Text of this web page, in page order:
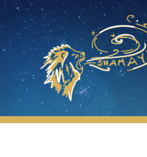
Lecteur
vidéo